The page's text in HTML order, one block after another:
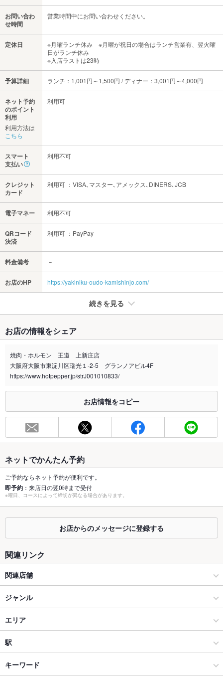
お問い合わ
せ時間
営業時間中にお問い合わせください。
定休日
※月曜ランチ休み ※月曜が祝日の場合はランチ営業有、翌火曜
日がランチ休み
※入店ラストは23時
予算詳細 ランチ：1,001円～1,500円 / ディナー：3,001円～4,000円
ネット予約
のポイント
利用
利用方法は
こちら
利用可
スマート
支払い
利用不可
クレジット
カード
利用可 ：VISA､マスター､アメックス､DINERS､JCB
電子マネー 利用不可
QRコード
決済
利用可 ：PayPay
料金備考 －
お店のHP https://yakiniku-oudo-kamishinjo.com/
続きを見る
禁煙・喫煙
全席禁煙
喫煙専用室 なし
合わせください。
お席
120席([最大120名様OK]着席時★30名以上の宴会の際もご相談
下さい★)
最大宴会収
容人数
30人(掘りごたつお座敷最大30名OK)
個室 なし ：個室のご用意はございません
座敷 あり ：掘りごたつお座敷最大30名OK
あり ：掘りごたつお座敷最大30名OK
ソファー なし ：ソファー席のご用意はございません。
テラス席 なし ：テラス席のご用意はございません。
貸切 貸切可 ：要相談下さい
設備
Wi-Fi
バリアフリ
ー
お店の情報をシェア
焼肉・ホルモン 王道 上新庄店
大阪府大阪市東淀川区瑞光１-2-5 グランノアビル4F
https://www.hotpepper.jp/strJ001010833/
お店情報をコピー
ネットでかんたん予約
ご予約ならネット予約が便利です。
即予約 ：来店日の翌0時まで受付
※曜日、コースによって締切が異なる場合があります。
お店からのメッセージに登録する
関連リンク
関連店舗
焼肉 王道
ジャンル
焼肉・ホルモン
焼肉
ホルモン
エリア
上新庄
上新庄 × 焼肉・ホルモン
駅
上新庄駅
キーワード